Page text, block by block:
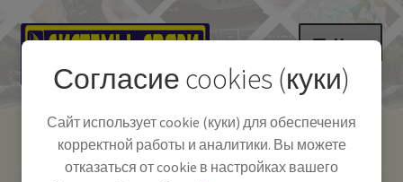
Перейти
навигации
Перейти
содержимому
Меню
Согласие cookies (куки)
Сайт использует cookie (куки) для обеспечения
корректной работы и аналитики. Вы можете
отказаться от cookie в настройках вашего